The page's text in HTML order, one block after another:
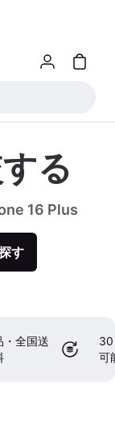
る
16 Plus
す
・全国送
30
可